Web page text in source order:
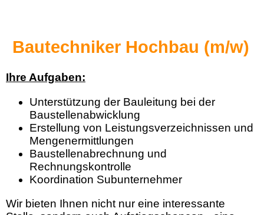
Bautechniker Hochbau (m/w)
Ihre Aufgaben:
Unterstützung der Bauleitung bei der
Baustellenabwicklung
Erstellung von Leistungsverzeichnissen und
Mengenermittlungen
Baustellenabrechnung und
Rechnungskontrolle
Koordination Subunternehmer
Wir bieten Ihnen nicht nur eine interessante